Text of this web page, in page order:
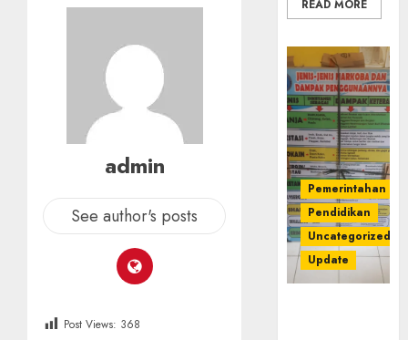
admin
See author's posts
Post Views: 368
READ MORE
Pemerintahan
Pendidikan
Uncategorized
Update